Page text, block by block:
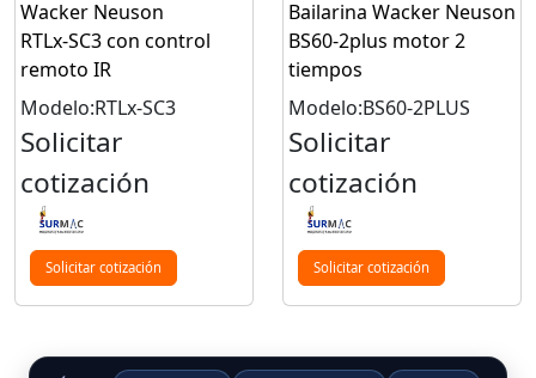
Wacker Neuson
RTLx‑SC3 con control
remoto IR
Modelo:RTLx-SC3
Solicitar
cotización
Solicitar cotización
Bailarina Wacker Neuson
BS60-2plus motor 2
tiempos
Modelo:BS60-2PLUS
Solicitar
cotización
Solicitar cotización